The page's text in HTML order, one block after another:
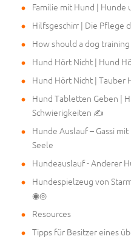
Familie mit Hund | Hunde
Hilfsgeschirr | Die Pflege
How should a dog
Hund Hört Nicht | Hund
Hund Hört Nicht | Tauber
Hund Tabletten Geben |
Schwierigkeiten ✍
Hunde Auslauf – Gassi
Seele
Hundeauslauf - Anderer
Hundespielzeug von
◉◎
Resources
Tipps für Besitzer eines